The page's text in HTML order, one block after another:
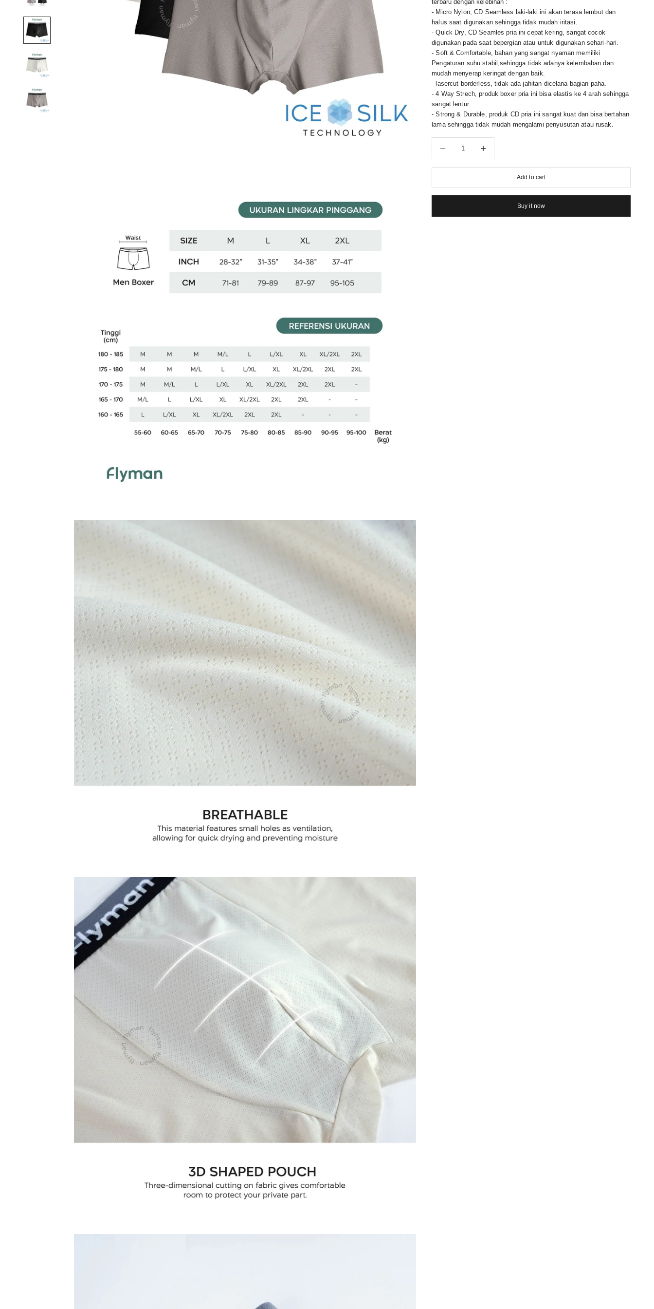
terbaru dengan kelebihan :
- Micro Nylon, CD Seamless laki-laki ini akan terasa lembut dan
halus saat digunakan sehingga tidak mudah iritasi.
- Quick Dry, CD Seamles pria ini cepat kering, sangat cocok
digunakan pada saat bepergian atau untuk digunakan sehari-hari.
- Soft & Comfortable, bahan yang sangat nyaman memiliki
Pengaturan suhu stabil,sehingga tidak adanya kelembaban dan
mudah menyerap keringat dengan baik.
- lasercut borderless, tidak ada jahitan dicelana bagian paha.
- 4 Way Strech, produk boxer pria ini bisa elastis ke 4 arah sehingga
sangat lentur
- Strong & Durable, produk CD pria ini sangat kuat dan bisa bertahan
lama sehingga tidak mudah mengalami penyusutan atau rusak.
Add to cart
Buy it now